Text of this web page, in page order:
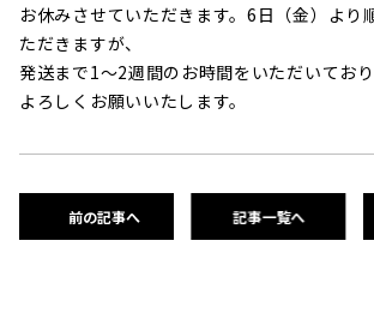
お休みさせていただきます。6日（金）より
ただきますが、
発送まで1～2週間のお時間をいただいてお
よろしくお願いいたします。
前の記事へ 記事一覧へ